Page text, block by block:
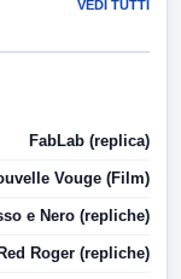
VEDI TUTTI
FabLab (replica)
Vouge (Film)
e Nero (repliche)
Roger (repliche)